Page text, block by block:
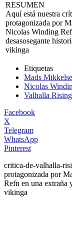
RESUMEN
Aquí está nuestra
protagonizada por
Nicolas Winding
desasosegante
vikinga
Etiquetas
Mads
Nicolas
Valhalla Rising
Facebook
X
Telegram
WhatsApp
Pinterest
critica-de-valhalla-
protagonizada por
Refn en una extraña
vikinga